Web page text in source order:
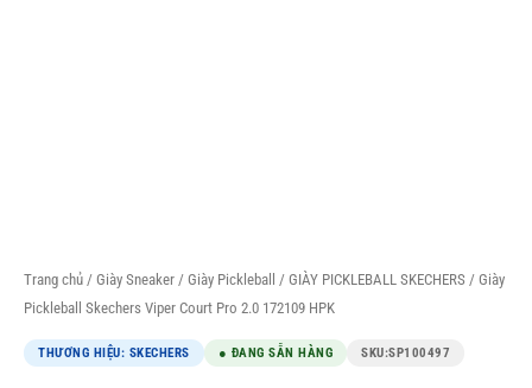
Trang chủ / Giày Sneaker / Giày Pickleball / GIÀY PICKLEBALL SKECHERS / Giày
Pickleball Skechers Viper Court Pro 2.0 172109 HPK
THƯƠNG HIỆU: SKECHERS ● ĐANG SẴN HÀNG SKU:SP100497